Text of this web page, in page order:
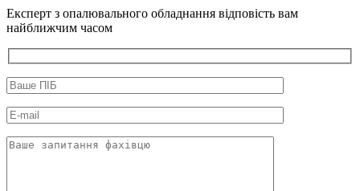
Експерт з опалювального обладнання відповість вам
найближчим часом